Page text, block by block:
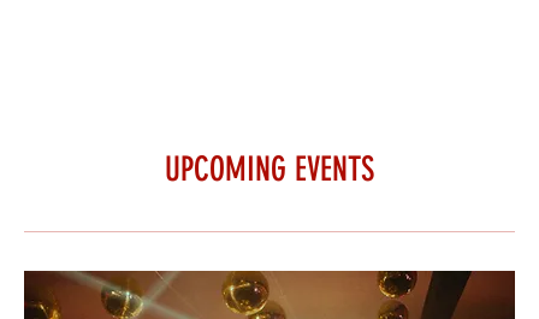
UPCOMING EVENTS